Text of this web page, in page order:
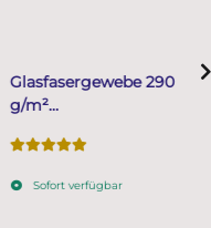
Glasfasergewebe 290
g/m²
Köperbindung-Finish
Zuschnitt 1 m²
Sofort verfügbar